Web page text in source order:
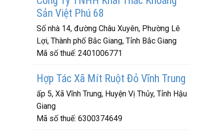
Sản Việt Phú 68
Số nhà 14, đường Châu Xuyên, Phường Lê
Lợi, Thành phố Bắc Giang, Tỉnh Bắc Giang
Mã số thuế: 2401006771
Hợp Tác Xã Mít Ruột Đỏ Vĩnh Trung
ấp 5, Xã Vĩnh Trung, Huyện Vị Thủy, Tỉnh Hậu
Giang
Mã số thuế: 6300374649